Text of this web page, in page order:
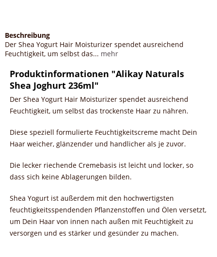
Beschreibung
Der Shea Yogurt Hair Moisturizer spendet ausreichend
Feuchtigkeit, um selbst das... mehr
Produktinformationen "Alikay Naturals
Shea Joghurt 236ml"
Der Shea Yogurt Hair Moisturizer spendet ausreichend
Feuchtigkeit, um selbst das trockenste Haar zu nähren.
Diese speziell formulierte Feuchtigkeitscreme macht Dein
Haar weicher, glänzender und handlicher als je zuvor.
Die lecker riechende Cremebasis ist leicht und locker, so
dass sich keine Ablagerungen bilden.
Shea Yogurt ist außerdem mit den hochwertigsten
feuchtigkeitsspendenden Pflanzenstoffen und Ölen versetzt,
um Dein Haar von innen nach außen mit Feuchtigkeit zu
versorgen und es stärker und gesünder zu machen.